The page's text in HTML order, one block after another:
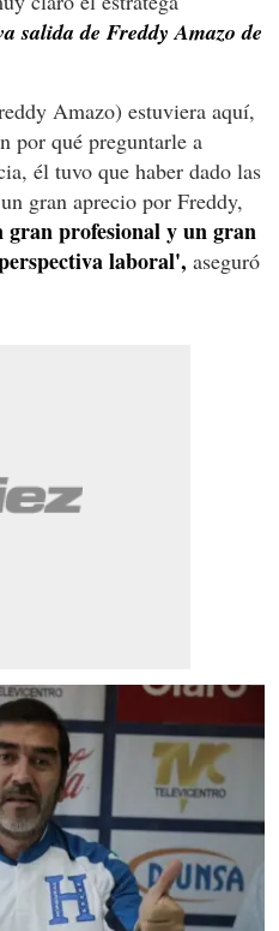
salida de Freddy Amazo de
Amazo) estuviera aquí,
por qué preguntarle a
él tuvo que haber dado las
gran aprecio por Freddy,
gran profesional y un gran
laboral', aseguró